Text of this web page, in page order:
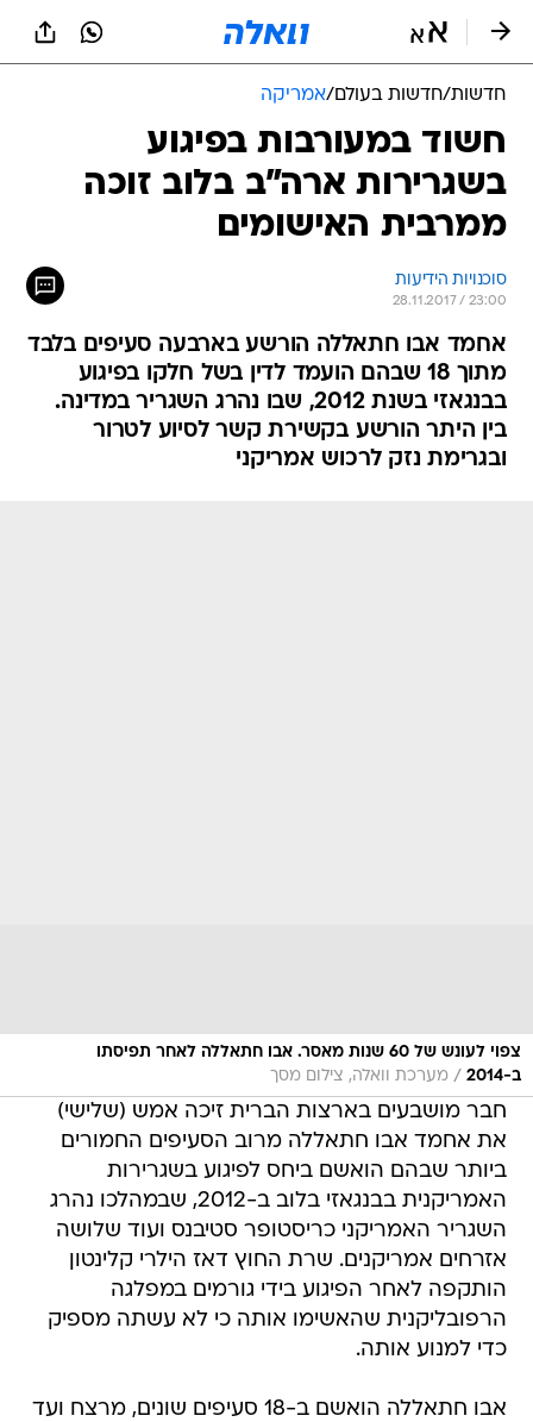
חדשות/חדשות בעולם/אמריקה
חשוד במעורבות בפיגוע
בשגרירות ארה"ב בלוב זוכה
ממרבית האישומים
סוכנויות הידיעות
28.11.2017 / 23:00
אחמד אבו חתאללה הורשע בארבעה סעיפים בלבד
מתוך 18 שבהם הועמד לדין בשל חלקו בפיגוע
בבנגאזי בשנת 2012, שבו נהרג השגריר במדינה.
בין היתר הורשע בקשירת קשר לסיוע לטרור
ובגרימת נזק לרכוש אמריקני
צפוי לעונש של 60 שנות מאסר. אבו חתאללה לאחר תפיסתו
ב-2014
/ מערכת וואלה, צילום מסך
חבר מושבעים בארצות הברית זיכה אמש (שלישי)
את אחמד אבו חתאללה מרוב הסעיפים החמורים
ביותר שבהם הואשם ביחס לפיגוע בשגרירות
האמריקנית בבנגאזי בלוב ב-2012, שבמהלכו נהרג
השגריר האמריקני כריסטופר סטיבנס ועוד שלושה
אזרחים אמריקנים. שרת החוץ דאז הילרי קלינטון
הותקפה לאחר הפיגוע בידי גורמים במפלגה
הרפובליקנית שהאשימו אותה כי לא עשתה מספיק
כדי למנוע אותה.
אבו חתאללה הואשם ב-18 סעיפים שונים, מרצח ועד